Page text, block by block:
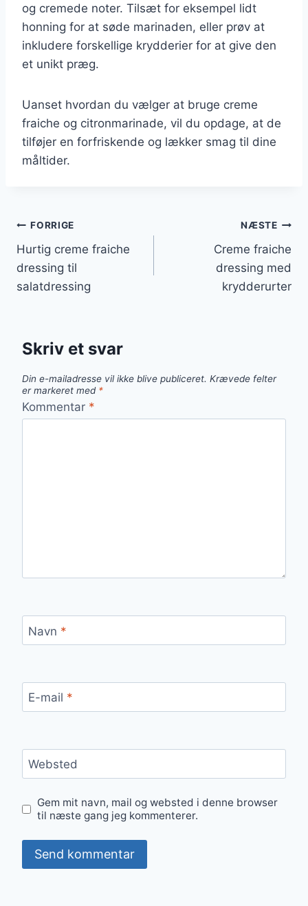
og cremede noter. Tilsæt for eksempel lidt
honning for at søde marinaden, eller prøv at
inkludere forskellige krydderier for at give den
et unikt præg.
Uanset hvordan du vælger at bruge creme
fraiche og citronmarinade, vil du opdage, at de
tilføjer en forfriskende og lækker smag til dine
måltider.
Indlægsnavigation
FORRIGE
Hurtig creme fraiche
dressing til
salatdressing
NÆSTE
Creme fraiche
dressing med
krydderurter
Skriv et svar
Din e-mailadresse vil ikke blive publiceret. Krævede felter
er markeret med *
Kommentar *
Navn *
E-mail *
Websted
Gem mit navn, mail og websted i denne browser
til næste gang jeg kommenterer.